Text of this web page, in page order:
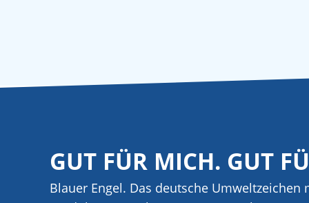
GUT FÜR MICH. GUT
Blauer Engel. Das deutsche Umweltzeichen